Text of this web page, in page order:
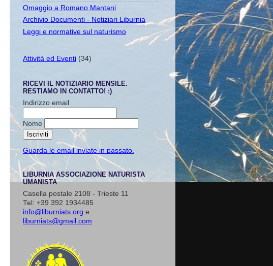
Omaggio a Romano Mantani
Archivio Documenti - Notiziari Liburnia
Leggi e normative sul naturismo
Attività ed Eventi (34)
RICEVI IL NOTIZIARIO MENSILE.
RESTIAMO IN CONTATTO! :)
Indirizzo email
Nome
Guarda le email inviate in passato.
LIBURNIA ASSOCIAZIONE NATURISTA
UMANISTA
Casella postale 2108 - Trieste 11
Tel: +39 392 1934485
info@liburniats.org e
liburniats@gmail.com